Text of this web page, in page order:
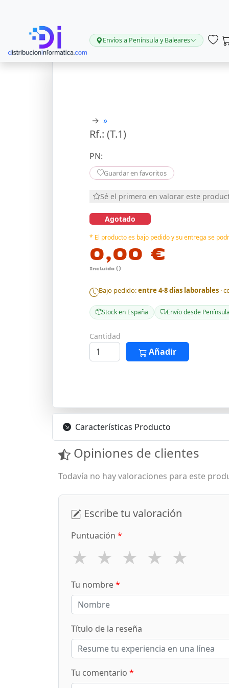
Envíos a Península y Baleares
→ »
Rf.: (T.1)
PN:
Guardar en favoritos
Sé el primero en valorar este
Agotado
* El producto es bajo pedido y su entrega se
0,00 €
Incluido ()
Bajo pedido:entre 4-8 días laborables ·
Stock en España Envío desde Península
Cantidad
Añadir
Características Producto
Opiniones de clientes
Todavía no hay valoraciones para este
Escribe tu valoración
Puntuación *
★ ★ ★ ★ ★
Tu nombre*
Título de la reseña
Tu comentario *